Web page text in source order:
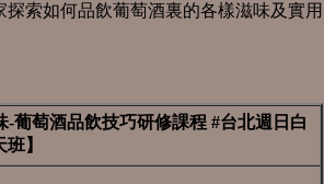
索如何品飲葡萄酒裏的各樣滋味及實用
-葡萄酒品飲技巧研修課程 #台北週日白
班】